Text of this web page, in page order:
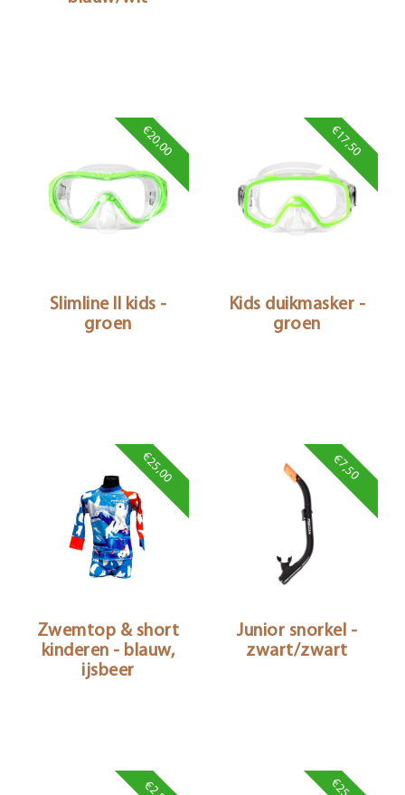
€20,00
Slimline II kids -
groen
€17,50
Kids duikmasker -
groen
€25,00
Zwemtop & short
kinderen - blauw,
ijsbeer
€7,50
Junior snorkel -
zwart/zwart